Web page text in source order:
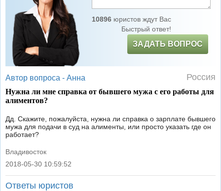
10896юристов ждут Вас
Быстрый ответ!
ЗАДАТЬ ВОПРОС
Автор вопроса - Анна Россия
Нужна ли мне справка от бывшего мужа с его работы для
алиментов?
Дд. Скажите, пожалуйста, нужна ли справка о зарплате бывшего
мужа для подачи в суд на алименты, или просто указать где он
работает?
Владивосток
|
2018-05-30 10:59:52
Ответы юристов